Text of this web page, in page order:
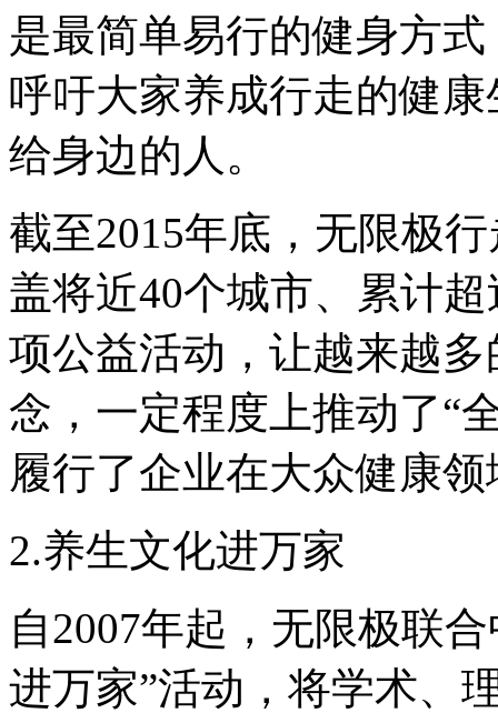
是最简单易行的健身方
呼吁大家养成行走的健
给身边的人。
截至2015年底，无限极
盖将近40个城市、累计
项公益活动，让越来越
念，一定程度上推动了“
履行了企业在大众健康
2.养生文化进万家
自2007年起，无限极联
进万家”活动，将学术、